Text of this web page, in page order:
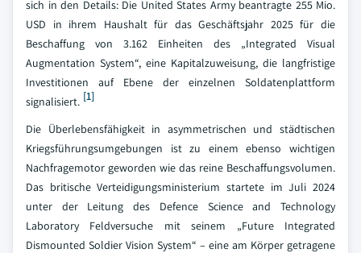
sich in den Details: Die United States Army beantragte 255 Mio.
USD in ihrem Haushalt für das Geschäftsjahr 2025 für die
Beschaffung von 3.162 Einheiten des „Integrated Visual
Augmentation System“, eine Kapitalzuweisung, die langfristige
Investitionen auf Ebene der einzelnen Soldatenplattform
signalisiert. [1]
Die Überlebensfähigkeit in asymmetrischen und städtischen
Kriegsführungsumgebungen ist zu einem ebenso wichtigen
Nachfragemotor geworden wie das reine Beschaffungsvolumen.
Das britische Verteidigungsministerium startete im Juli 2024
unter der Leitung des Defence Science and Technology
Laboratory Feldversuche mit seinem „Future Integrated
Dismounted Soldier Vision System“ – eine am Körper getragene